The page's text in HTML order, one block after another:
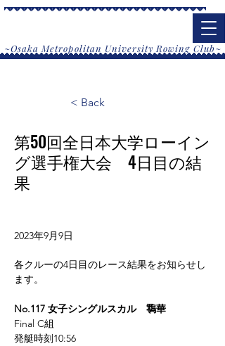
​~Osaka Metropolitan University Rowing Club~
< Back
第50回全日本大学ローイン
グ選手権大会 4日目の結
果
2023年9月9日
各クルーの4日目のレース結果をお知らせし
ます。
No.117 女子シングルスカル　䴇華
Final C組
発艇時刻10:56